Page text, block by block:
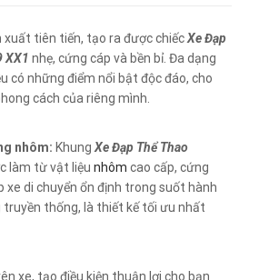
xuất tiên tiến, tạo ra được chiếcXe Đạp
XX1 nhẹ, cứng cáp và bền bỉ. Đa dạng
có những điểm nổi bật độc đáo, cho
cách của riêng mình.
nhôm: Khung Xe Đạp Thể Thao
làm từ vật liệu nhôm cao cấp, cứng
xe di chuyển ổn định trong suốt hành
truyền thống, là thiết kế tối ưu nhất
xe, tạo điều kiện thuận lợi cho bạn